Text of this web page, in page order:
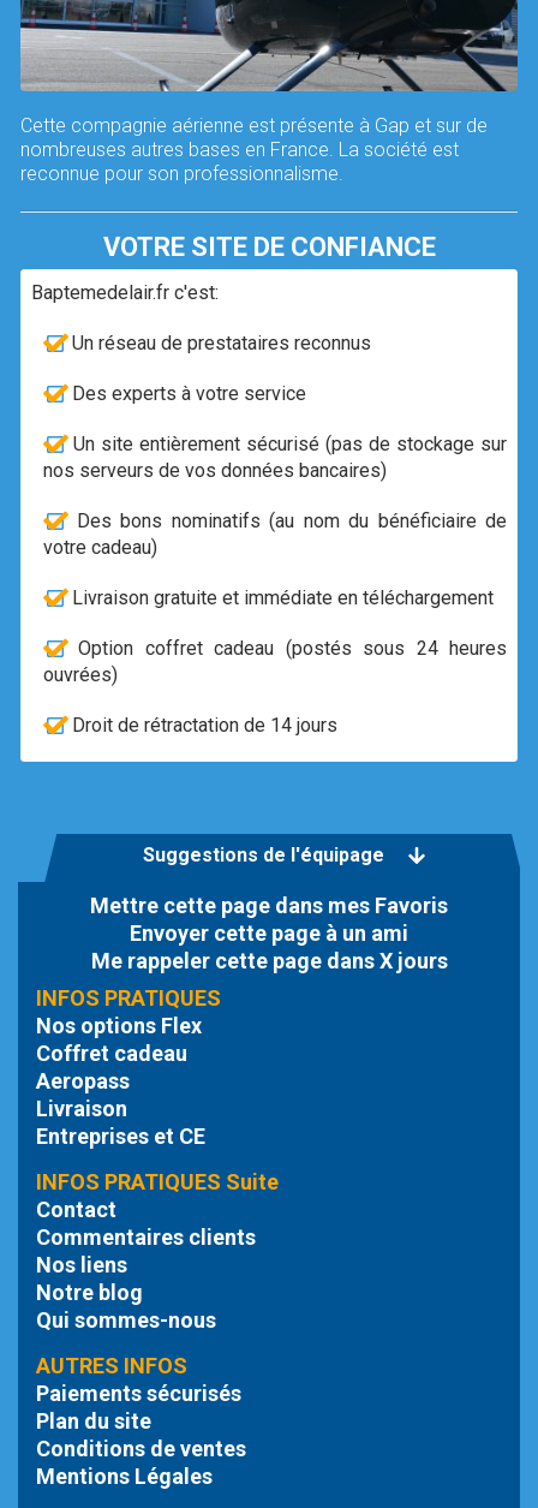
Cette compagnie aérienne est présente à Gap et sur de
nombreuses autres bases en France. La société est
reconnue pour son professionnalisme.
VOTRE SITE DE CONFIANCE
Baptemedelair.fr c'est:
Un réseau de prestataires reconnus
Des experts à votre service
Un site entièrement sécurisé (pas de stockage sur
nos serveurs de vos données bancaires)
Des bons nominatifs (au nom du bénéficiaire de
votre cadeau)
Livraison gratuite et immédiate en téléchargement
Option coffret cadeau (postés sous 24 heures
ouvrées)
Droit de rétractation de 14 jours
Suggestions de l'équipage
Mettre cette page dans mes Favoris
Envoyer cette page à un ami
Me rappeler cette page dans X jours
INFOS PRATIQUES
Nos options Flex
Coffret cadeau
Aeropass
Livraison
Entreprises et CE
INFOS PRATIQUES Suite
Contact
Commentaires clients
Nos liens
Notre blog
Qui sommes-nous
AUTRES INFOS
Paiements sécurisés
Plan du site
Conditions de ventes
Mentions Légales